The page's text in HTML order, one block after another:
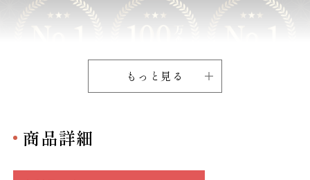
もっと見る
商品詳細